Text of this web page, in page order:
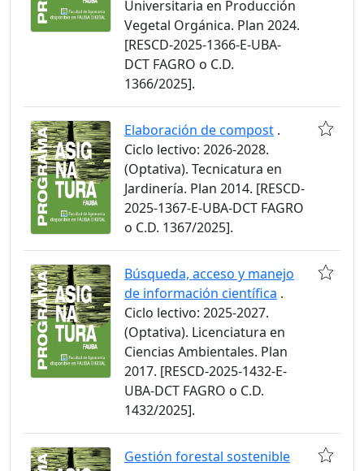
Universitaria en Producción
Vegetal Orgánica. Plan 2024.
[RESCD-2025-1366-E-UBA-
DCT FAGRO o C.D.
1366/2025].
Elaboración de compost .
Ciclo lectivo: 2026-2028.
(Optativa). Tecnicatura en
Jardinería. Plan 2014. [RESCD-
2025-1367-E-UBA-DCT FAGRO
o C.D. 1367/2025].
Búsqueda, acceso y manejo
de información científica .
Ciclo lectivo: 2025-2027.
(Optativa). Licenciatura en
Ciencias Ambientales. Plan
2017. [RESCD-2025-1432-E-
UBA-DCT FAGRO o C.D.
1432/2025].
Gestión forestal sostenible